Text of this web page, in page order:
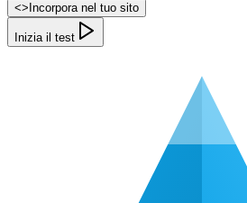
<> Incorpora nel tuo sito
Inizia il test